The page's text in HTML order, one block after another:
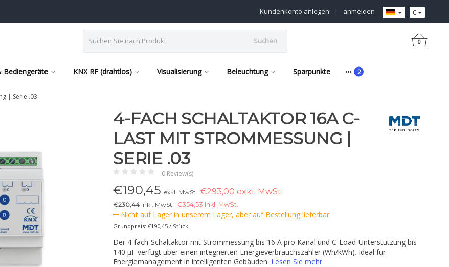
€
anmelden
|
Kundenkonto anlegen
Suchen 0
Bediengeräte KNX RF (drahtlos) Visualisierung Beleuchtung Sparpunkte
| Serie .03
4-FACH SCHALTAKTOR 16A C-
LAST MIT STROMMESSUNG |
SERIE .03
0 Review(s)
€190,45 exkl. MwSt. €293,00 exkl. MwSt.
€230,44 Inkl. MwSt. €354,53 Inkl. MwSt..
Nicht auf Lager in unserem Lager, aber auf Bestellung lieferbar.
Grundpreis: €190,45 / Stück
Der 4-fach-Schaltaktor mit Strommessung bis 16 A pro Kanal und C-Load-Unterstützung bis
140 µF verfügt über einen integrierten Energieverbrauchszähler (Wh/kWh). Ideal für
Energiemanagement in intelligenten Gebäuden. Lesen Sie mehr